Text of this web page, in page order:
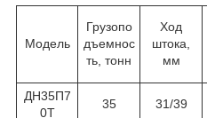
Модель
Грузопо
дъемнос
ть, тонн
Ход
штока,
мм
ДН35П7
0Т
35 31/39